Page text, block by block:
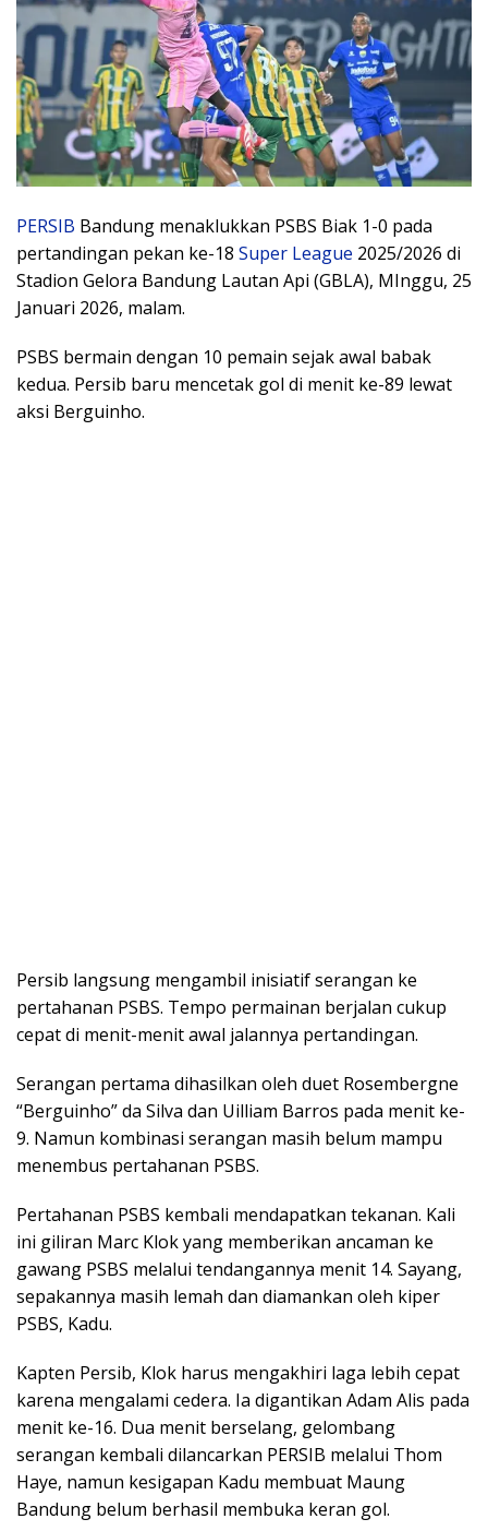
PERSIB Bandung menaklukkan PSBS Biak 1-0 pada
pertandingan pekan ke-18 Super League 2025/2026 di
Stadion Gelora Bandung Lautan Api (GBLA), MInggu, 25
Januari 2026, malam.
PSBS bermain dengan 10 pemain sejak awal babak
kedua. Persib baru mencetak gol di menit ke-89 lewat
aksi Berguinho.
Persib langsung mengambil inisiatif serangan ke
pertahanan PSBS. Tempo permainan berjalan cukup
cepat di menit-menit awal jalannya pertandingan.
Serangan pertama dihasilkan oleh duet Rosembergne
“Berguinho” da Silva dan Uilliam Barros pada menit ke-
9. Namun kombinasi serangan masih belum mampu
menembus pertahanan PSBS.
Pertahanan PSBS kembali mendapatkan tekanan. Kali
ini giliran Marc Klok yang memberikan ancaman ke
gawang PSBS melalui tendangannya menit 14. Sayang,
sepakannya masih lemah dan diamankan oleh kiper
PSBS, Kadu.
Kapten Persib, Klok harus mengakhiri laga lebih cepat
karena mengalami cedera. Ia digantikan Adam Alis pada
menit ke-16. Dua menit berselang, gelombang
serangan kembali dilancarkan PERSIB melalui Thom
Haye, namun kesigapan Kadu membuat Maung
Bandung belum berhasil membuka keran gol.